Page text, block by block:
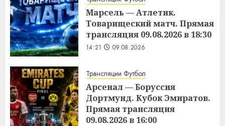
Марсель — Атлетик.
Товарищеский матч. Прямая
трансляция 09.08.2026 в 18:30
14:21 09.08.2026
Трансляции Футбол
Арсенал — Боруссия
Дортмунд. Кубок Эмиратов.
Прямая трансляция
09.08.2026 в 16:00